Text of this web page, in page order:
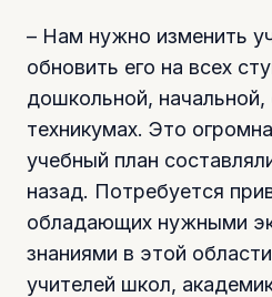
– Нам нужно изменить
обновить его на всех
дошкольной, начальной,
техникумах. Это
учебный план
назад. Потребуется
обладающих нужными
знаниями в этой
учителей школ,